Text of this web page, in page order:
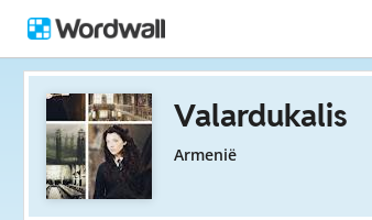
Valardukalis
Armenië